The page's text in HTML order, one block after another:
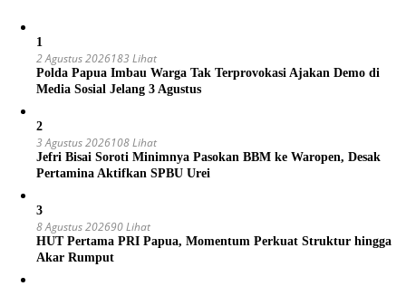
1
2 Agustus 2026183 Lihat
Polda Papua Imbau Warga Tak Terprovokasi Ajakan Demo di
Media Sosial Jelang 3 Agustus
2
3 Agustus 2026108 Lihat
Jefri Bisai Soroti Minimnya Pasokan BBM ke Waropen, Desak
Pertamina Aktifkan SPBU Urei
3
8 Agustus 202690 Lihat
HUT Pertama PRI Papua, Momentum Perkuat Struktur hingga
Akar Rumput